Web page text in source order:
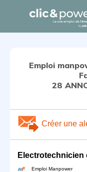
Emploi
28
Créer une
Electrotechnicien
Emploi Manpower